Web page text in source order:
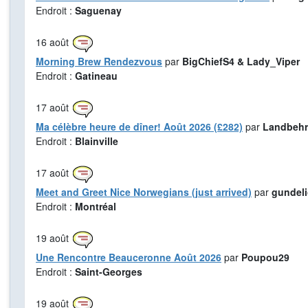
Endroit : Saguenay
16 août
Morning Brew Rendezvous par BigChiefS4 & Lady_Viper
Endroit : Gatineau
17 août
Ma célèbre heure de dîner! Août 2026 (£282) par
Endroit : Blainville
17 août
Meet and Greet Nice Norwegians (just arrived) par
Endroit : Montréal
19 août
Une Rencontre Beauceronne Août 2026 par Poupou29
Endroit : Saint-Georges
19 août